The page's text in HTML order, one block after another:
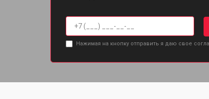
Нажимая на кнопку отправить я даю свое